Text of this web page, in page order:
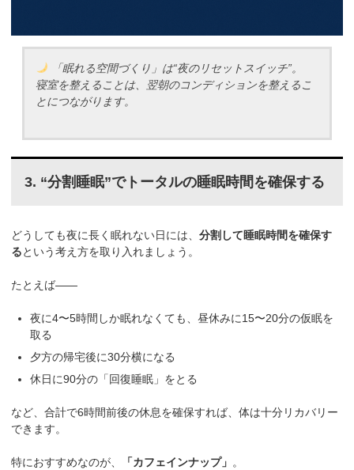
「眠れる空間づくり」は“夜のリセットスイッチ”。
寝室を整えることは、翌朝のコンディションを整えるこ
とにつながります。
3. “分割睡眠”でトータルの睡眠時間を確保する
どうしても夜に長く眠れない日には、分割して睡眠時間を確保す
るという考え方を取り入れましょう。
たとえば——
夜に4〜5時間しか眠れなくても、昼休みに15〜20分の仮眠を
取る
夕方の帰宅後に30分横になる
休日に90分の「回復睡眠」をとる
など、合計で6時間前後の休息を確保すれば、体は十分リカバリー
できます。
特におすすめなのが、 「カフェインナップ」 。